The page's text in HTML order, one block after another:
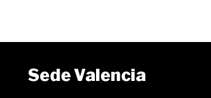
Sede Valencia